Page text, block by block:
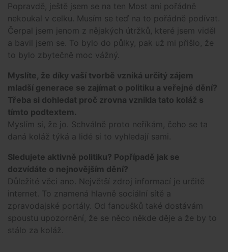
Popravdě, ještě jsem se na ten Most ani pořádně
nekoukal v celku. Musím se teď na to pořádně podívat.
Čerpal jsem jenom z nějakých útržků, které jsem viděl
a bavil jsem se. To bylo do půlky, pak už mi přišlo, že
to bylo zbytečně moc vážný.
Myslíte, že díky vaší tvorbě vzniká určitý zájem
mladší generace se zajímat o politiku a veřejné dění?
Třeba si dohledat proč zrovna vznikla tato koláž s
tímto podtextem.
Myslím si, že jo. Schválně proto neříkám, čeho se ta
daná koláž týká a lidé si to vyhledají sami.
Sledujete aktivně politiku? Popřípadě jak se
dozvídáte o nejnovějším dění?
Důležité věci ano. Největší zdroj informací je určitě
internet. To znamená hlavně sociální sítě a
zpravodajské portály. Od fanoušků také dostávám
spoustu upozornění, že se něco někde děje a že by to
stálo za koláž.